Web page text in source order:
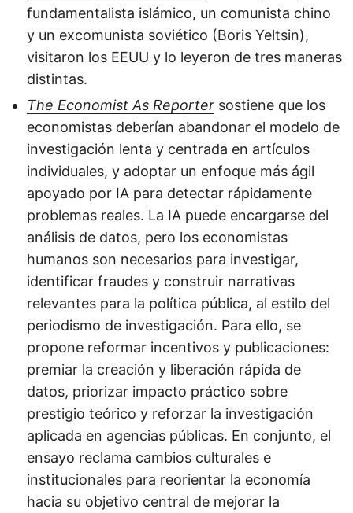
fundamentalista islámico, un comunista chino
y un excomunista soviético (Boris Yeltsin),
visitaron los EEUU y lo leyeron de tres maneras
distintas.
The Economist As Reporter sostiene que los
economistas deberían abandonar el modelo de
investigación lenta y centrada en artículos
individuales, y adoptar un enfoque más ágil
apoyado por IA para detectar rápidamente
problemas reales. La IA puede encargarse del
análisis de datos, pero los economistas
humanos son necesarios para investigar,
identificar fraudes y construir narrativas
relevantes para la política pública, al estilo del
periodismo de investigación. Para ello, se
propone reformar incentivos y publicaciones:
premiar la creación y liberación rápida de
datos, priorizar impacto práctico sobre
prestigio teórico y reforzar la investigación
aplicada en agencias públicas. En conjunto, el
ensayo reclama cambios culturales e
institucionales para reorientar la economía
hacia su objetivo central de mejorar la